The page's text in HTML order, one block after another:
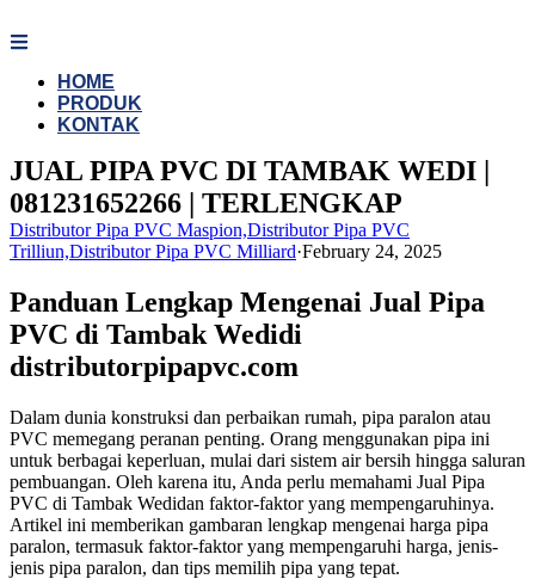
to
HOME
PRODUK
KONTAK
JUAL PIPA PVC DI TAMBAK WEDI |
081231652266 | TERLENGKAP
Distributor Pipa PVC Maspion,Distributor Pipa PVC
Trilliun,Distributor Pipa PVC Milliard·February 24, 2025
Panduan Lengkap Mengenai Jual Pipa
PVC di Tambak Wedidi
distributorpipapvc.com
Dalam dunia konstruksi dan perbaikan rumah, pipa paralon atau
PVC memegang peranan penting. Orang menggunakan pipa ini
untuk berbagai keperluan, mulai dari sistem air bersih hingga saluran
pembuangan. Oleh karena itu, Anda perlu memahami Jual Pipa
PVC di Tambak Wedidan faktor-faktor yang mempengaruhinya.
Artikel ini memberikan gambaran lengkap mengenai harga pipa
paralon, termasuk faktor-faktor yang mempengaruhi harga, jenis-
jenis pipa paralon, dan tips memilih pipa yang tepat.